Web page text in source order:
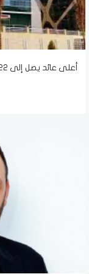
أعلى عائد يصل إلى 22%.. تفاصيل شهادات بنك مصر